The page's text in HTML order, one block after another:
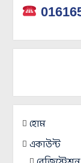
হোম
একাউন্ট